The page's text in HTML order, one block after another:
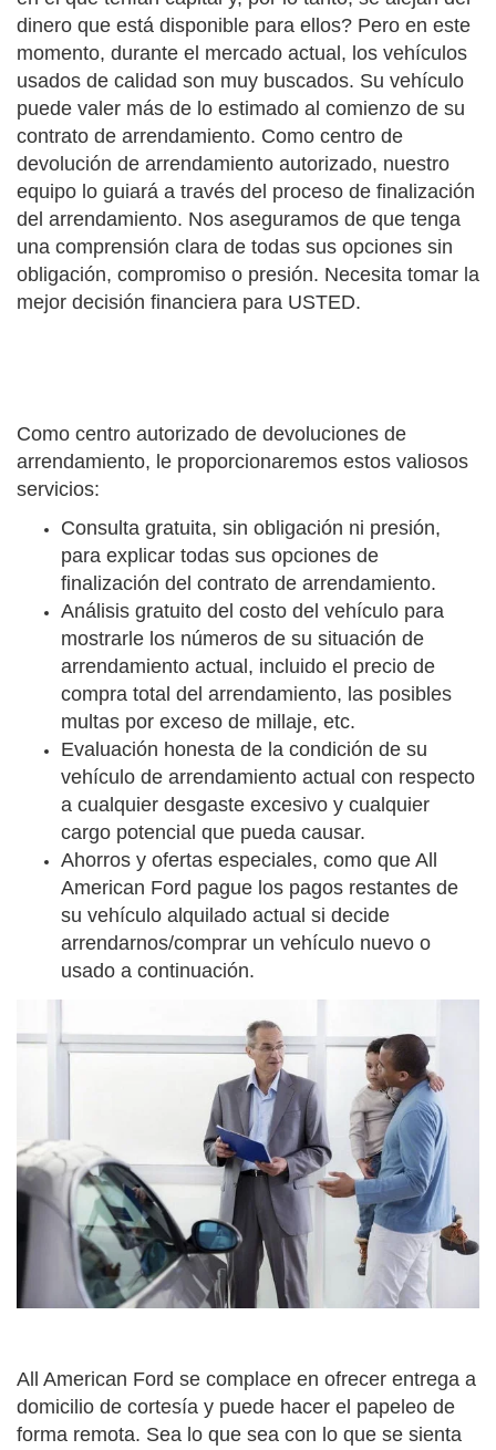
dinero que está disponible para ellos? Pero en este
momento, durante el mercado actual, los vehículos
usados de calidad son muy buscados. Su vehículo
puede valer más de lo estimado al comienzo de su
contrato de arrendamiento. Como centro de
devolución de arrendamiento autorizado, nuestro
equipo lo guiará a través del proceso de finalización
del arrendamiento. Nos aseguramos de que tenga
una comprensión clara de todas sus opciones sin
obligación, compromiso o presión. Necesita tomar la
mejor decisión financiera para USTED.
Como centro autorizado de devoluciones de
arrendamiento, le proporcionaremos estos valiosos
servicios:
Consulta gratuita, sin obligación ni presión,
para explicar todas sus opciones de
finalización del contrato de arrendamiento.
Análisis gratuito del costo del vehículo para
mostrarle los números de su situación de
arrendamiento actual, incluido el precio de
compra total del arrendamiento, las posibles
multas por exceso de millaje, etc.
Evaluación honesta de la condición de su
vehículo de arrendamiento actual con respecto
a cualquier desgaste excesivo y cualquier
cargo potencial que pueda causar.
Ahorros y ofertas especiales, como que All
American Ford pague los pagos restantes de
su vehículo alquilado actual si decide
arrendarnos/comprar un vehículo nuevo o
usado a continuación.
All American Ford se complace en ofrecer entrega a
domicilio de cortesía y puede hacer el papeleo de
forma remota. Sea lo que sea con lo que se sienta